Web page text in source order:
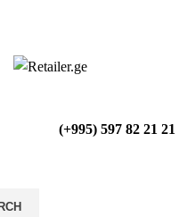
(+995) 597 82 21 21